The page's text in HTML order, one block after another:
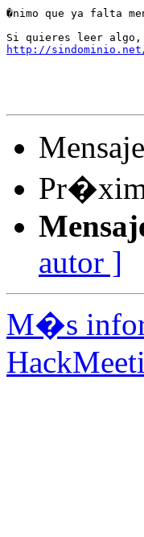
�nimo que ya falta
http://sindominio.net/
autor ]
M�s